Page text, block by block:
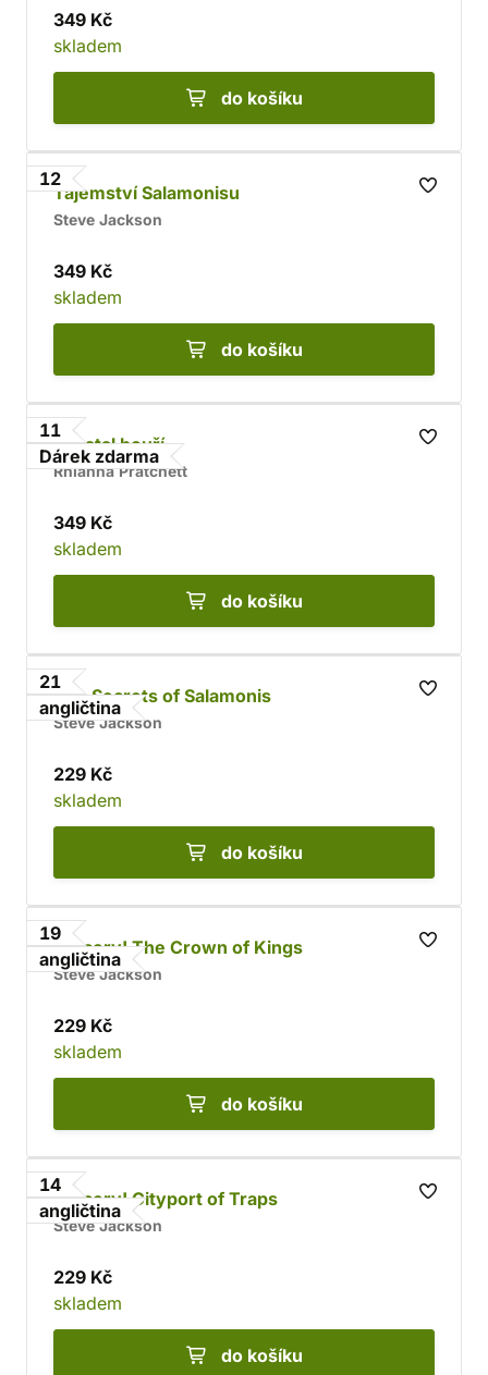
349 Kč
skladem
do košíku
12
Tajemství Salamonisu
Steve Jackson
349 Kč
skladem
do košíku
11
Dárek zdarma
Krystal bouří
Rhianna Pratchett
349 Kč
skladem
do košíku
21
angličtina
The Secrets of Salamonis
Steve Jackson
229 Kč
skladem
do košíku
19
angličtina
Sorcery! The Crown of Kings
Steve Jackson
229 Kč
skladem
do košíku
14
angličtina
Sorcery! Cityport of Traps
Steve Jackson
229 Kč
skladem
do košíku